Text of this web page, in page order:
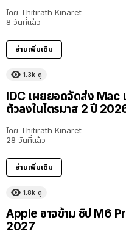
โดย Thitirath Kinaret
8 วันที่แล้ว
อ่านเพิ่มเติม
1.3k ดู
IDC เผยยอดจัดส่ง Mac
ตัวลงในไตรมาส 2 ปี
โดย Thitirath Kinaret
28 วันที่แล้ว
อ่านเพิ่มเติม
1.8k ดู
Apple อาจข้าม ชิป M6
2027